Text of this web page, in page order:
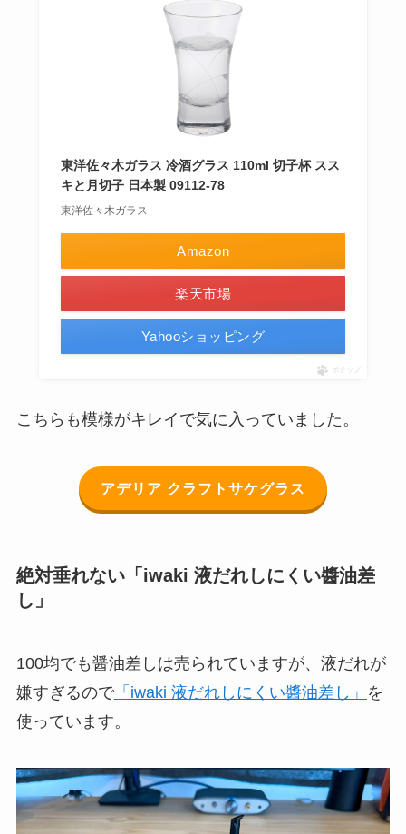
東洋佐々木ガラス 冷酒グラス 110ml 切子杯 スス
キと月切子 日本製 09112-78
東洋佐々木ガラス
Amazon
楽天市場
Yahooショッピング
ポチップ
こちらも模様がキレイで気に入っていました。
アデリア クラフトサケグラス
絶対垂れない「iwaki 液だれしにくい醬油差
し」
100均でも醤油差しは売られていますが、液だれが
嫌すぎるので「iwaki 液だれしにくい醬油差し」 を
使っています。